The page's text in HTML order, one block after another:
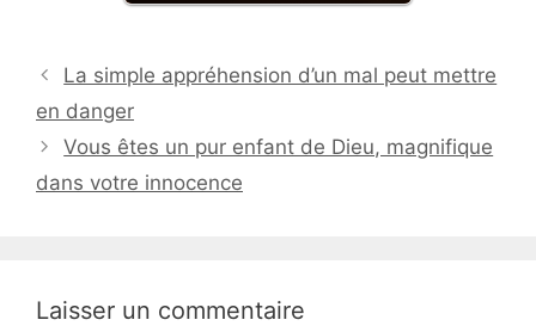
La simple appréhension d’un mal peut mettre
en danger
Vous êtes un pur enfant de Dieu, magnifique
dans votre innocence
Laisser un commentaire